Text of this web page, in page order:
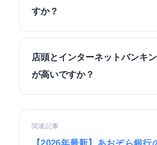
すか？
店頭とインターネットバンキ
が高いですか？
関連記事